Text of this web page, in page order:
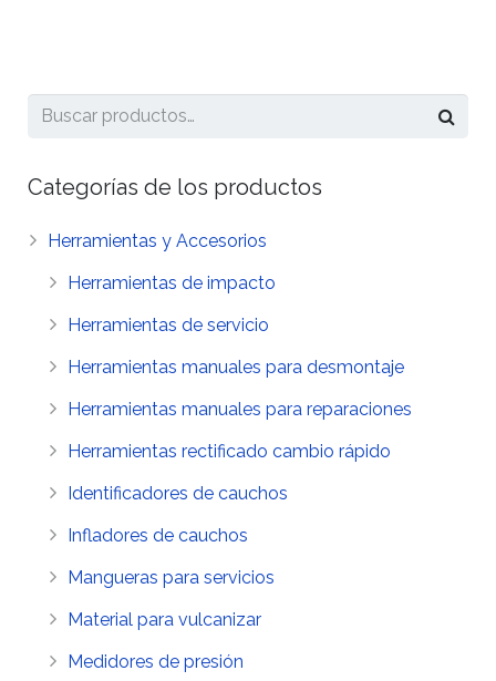
Categorías de los productos
Herramientas y Accesorios
Herramientas de impacto
Herramientas de servicio
Herramientas manuales para desmontaje
Herramientas manuales para reparaciones
Herramientas rectificado cambio rápido
Identificadores de cauchos
Infladores de cauchos
Mangueras para servicios
Material para vulcanizar
Medidores de presión